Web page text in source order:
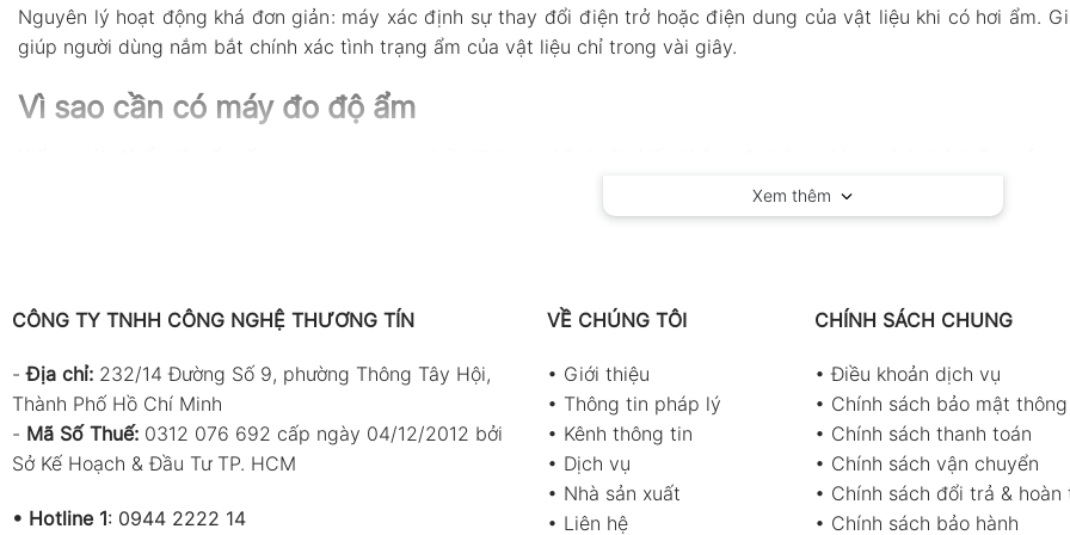
Nguyên lý hoạt động khá đơn giản: máy xác định sự thay đổi điện trở hoặc điện dung của vật liệu khi có hơi ẩm.
giúp người dùng nắm bắt chính xác tình trạng ẩm của vật liệu chỉ trong vài giây.
Vì sao cần có máy đo độ ẩm
Tối ưu chất lượng sản xuất: Trong ngành chế biến thực phẩm hay nông sản, độ ẩm là thông số quyết định thời
Hỗ trợ nghiên cứu và kiểm định chất lượng: Máy đo độ ẩm còn được ứng dụng rộng rãi trong phòng thí
Khi sử dụng máy không đạt chuẩn gây ra hậu quả gì
Sử dụng máy đo độ ẩm kém chất lượng hoặc sai cách có thể dẫn đến nhiều hệ lụy đáng tiếc:
Xem thêm
CÔNG TY TNHH CÔNG NGHỆ THƯƠNG TÍN
-Địa chỉ: 232/14 Đường Số 9, phường Thông Tây Hội,
Thành Phố Hồ Chí Minh
- Mã Số Thuế: 0312 076 692 cấp ngày 04/12/2012 bởi
Sở Kế Hoạch & Đầu Tư TP. HCM
• Hotline 1: 0944 2222 14
VỀ CHÚNG TÔI
• Giới thiệu
• Thông tin pháp lý
• Kênh thông tin
• Dịch vụ
• Nhà sản xuất
• Liên hệ
CHÍNH SÁCH CHUNG
•Điều khoản dịch vụ
• Chính sách bảo mật
• Chính sách thanh toán
• Chính sách vận chuyển
• Chính sách đổi trả & hoàn
• Chính sách bảo hành